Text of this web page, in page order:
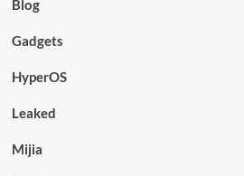
Blog
Gadgets
HyperOS
Leaked
Mijia